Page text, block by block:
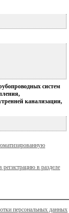
систем
канализации,
регистрацию в разделе
персональных данных